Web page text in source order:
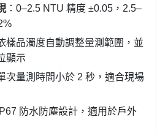
：0–2.5 NTU 精度 ±0.05，2.5–
樣品濁度自動調整量測範圍，並
顯示
次量測時間小於 2 秒，適合現場
防水防塵設計，適用於戶外